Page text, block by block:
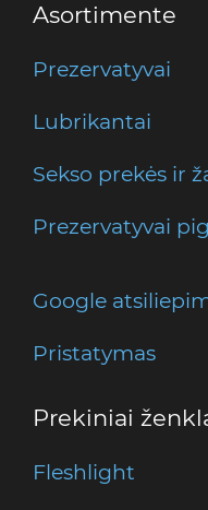
Asortimente
Prezervatyvai
Lubrikantai
Sekso prekės ir
Prezervatyvai
Google
Pristatymas
Prekiniai
Fleshlight